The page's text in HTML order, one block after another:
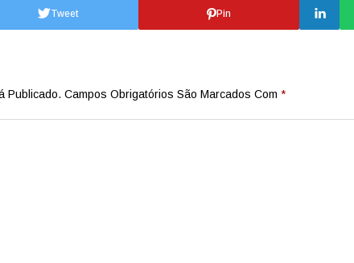
Tweet Pin
Publicado. Campos Obrigatórios São Marcados Com *